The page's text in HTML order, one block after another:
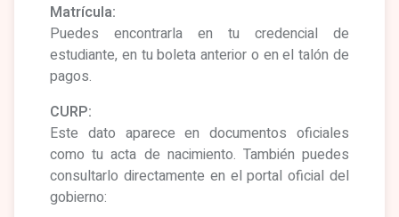
Matrícula:
Puedes encontrarla en tu credencial de
estudiante, en tu boleta anterior o en el talón de
pagos.
CURP:
Este dato aparece en documentos oficiales
como tu acta de nacimiento. También puedes
consultarlo directamente en el portal oficial del
gobierno: